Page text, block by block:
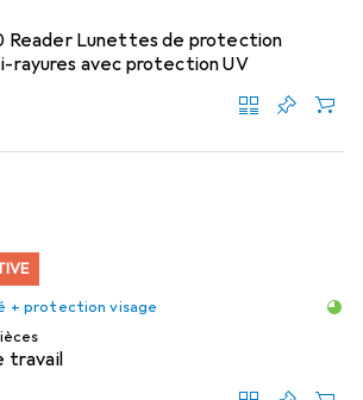
Reader Lunettes de protection
rayures avec protection UV
+ protection visage
travail